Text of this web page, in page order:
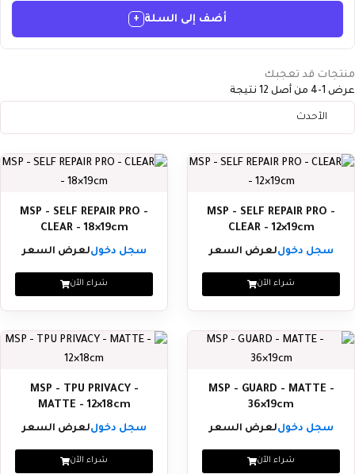
أضف إلى السلة +
منتجات قد تعجبك
عرض 1-4 من أصل 12 نتيجة
MSP - SELF REPAIR PRO -
CLEAR - 12×19cm
سجل دخوللعرض السعر
شراء الآن
MSP - SELF REPAIR PRO -
CLEAR - 18×19cm
سجل دخوللعرض السعر
شراء الآن
MSP - GUARD - MATTE -
36×19cm
سجل دخوللعرض السعر
شراء الآن
MSP - TPU PRIVACY -
MATTE - 12×18cm
سجل دخوللعرض السعر
شراء الآن